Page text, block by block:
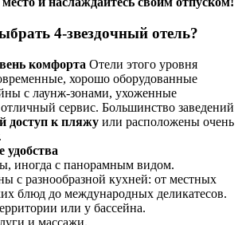
4-звездочный отель?
комфорта Отели этого уровня
хорошо оборудованные
с лаунж-зонами, ухоженные
сервис. Большинство заведений
доступ к пляжу или расположены очень
иногда с панорамным видом.
с разнообразной кухней: от местных
блюд до международных деликатесов.
или у бассейна.
и массажи.